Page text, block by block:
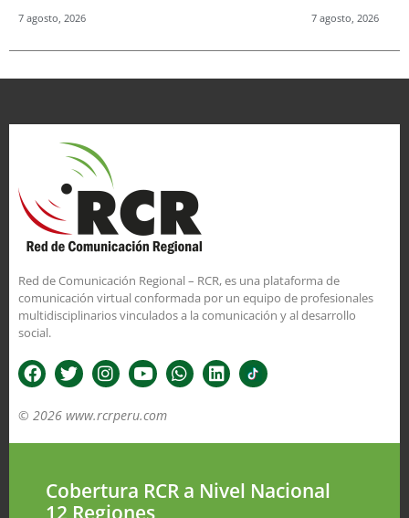
7 agosto, 2026 7 agosto, 2026
Red de Comunicación Regional – RCR, es una plataforma de
comunicación virtual conformada por un equipo de profesionales
multidisciplinarios vinculados a la comunicación y al desarrollo
social.
© 2026 www.rcrperu.com
Cobertura RCR a Nivel Nacional
12 Regiones